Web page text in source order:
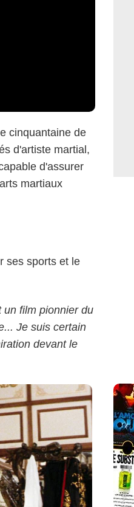
cinquantaine de
d'artiste martial,
d'assurer
martiaux
ses sports et le
un film pionnier du
Je suis certain
devant le